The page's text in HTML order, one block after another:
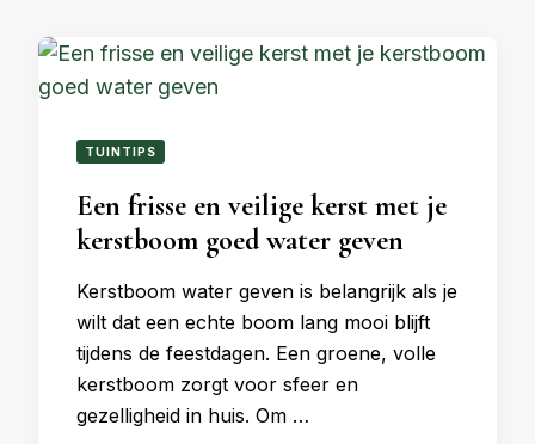
TUINTIPS
Een frisse en veilige kerst met je
kerstboom goed water geven
Kerstboom water geven is belangrijk als je
wilt dat een echte boom lang mooi blijft
tijdens de feestdagen. Een groene, volle
kerstboom zorgt voor sfeer en
gezelligheid in huis. Om …